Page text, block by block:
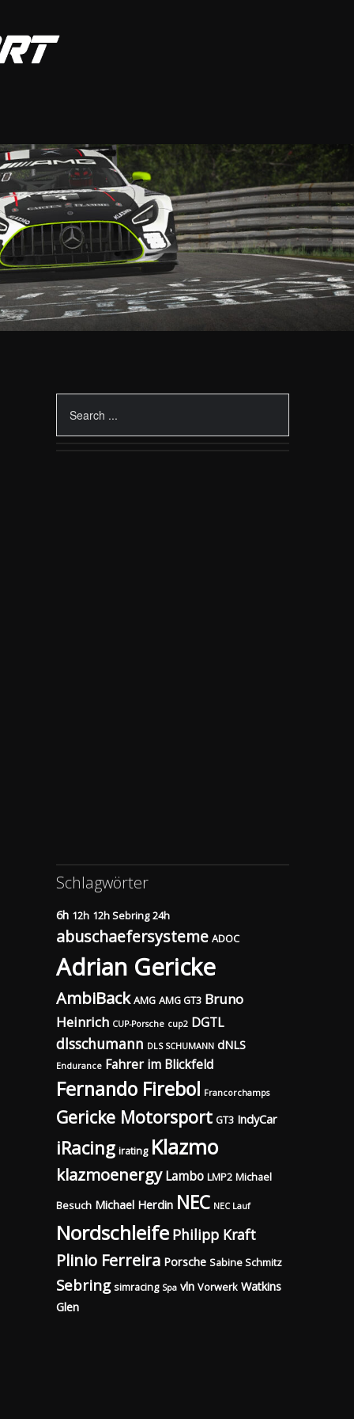
Schlagwörter
6h 12h 12h Sebring 24h
abuschaefersysteme ADOC
Adrian Gericke
AmbiBack AMG AMG GT3 Bruno
Heinrich CUP-Porsche cup2 DGTL
dlsschumann DLS SCHUMANN dNLS
Endurance Fahrer im Blickfeld
Fernando Firebol Francorchamps
Gericke Motorsport GT3 IndyCar
iRacing irating Klazmo
klazmoenergy Lambo LMP2 Michael
Besuch Michael Herdin NEC NEC Lauf
Nordschleife Philipp Kraft
Plinio Ferreira Porsche Sabine Schmitz
Sebring simracing Spa vln Vorwerk Watkins
Glen